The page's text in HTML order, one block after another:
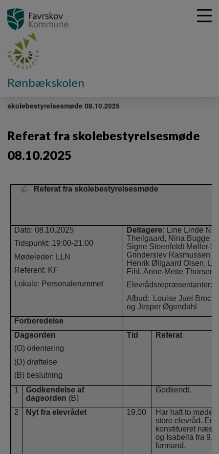
Rønbækskolen
skolebestyrelsesmøde 08.10.2025
Referat fra skolebestyrelsesmøde
08.10.2025
Referat fra skolebestyrelsesmøde
Dato: 08.10.2025
Tidspunkt: 19:00-21:00
Mødeleder: LLN
Referent: KF
Lokale: Personalerummet
Deltagere: Line Linde
Theilgaard, Nina Bugge
Signe Steenfeldt Møller-
Grinderslev Rasmussen
Henrik Øllgaard Olsen,
Fihl, Anne-Mette Thorsen
Elevrådsrepræsentanter:
Afbud:
Louise Juel
og Jesper Øgendahl
Forberedelse
Dagsorden
(O) orientering
(D) drøftelse
(B) beslutning
Tid Referat
1
Godkendelse af
dagsorden (B)
Godkendt.
2 Nyt fra elevrådet 19.00
Har haft to møder
store elevråd.
konstitueret
og Isabella fra
formand.